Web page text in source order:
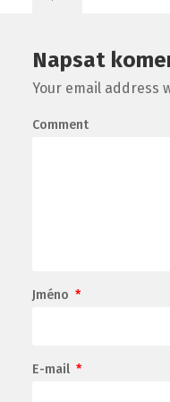
Napsat
Your email address
Comment
Jméno *
E-mail *